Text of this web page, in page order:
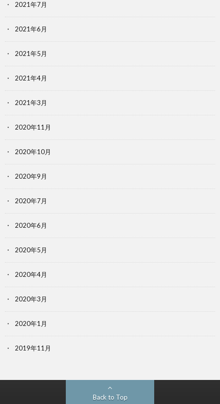
2021年7月
2021年6月
2021年5月
2021年4月
2021年3月
2020年11月
2020年10月
2020年9月
2020年7月
2020年6月
2020年5月
2020年4月
2020年3月
2020年1月
2019年11月
Back to Top